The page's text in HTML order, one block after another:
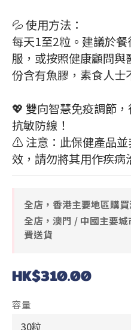
💦 使用方法：
每天1至2粒。建議於
服，或按照健康顧問
份含有魚膠，素食人士
💖 雙向智慧免疫調節
抗敏防線！
⚠️ 注意：此保健產品
效，請勿將其用作疾病
全店，香港主要地區購
全店，澳門 / 中國主要
費送貨
HK$310.00
容量